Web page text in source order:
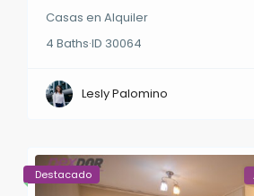
Casas enAlquiler
4 Baths·ID 30064
Lesly Palomino
Destacado